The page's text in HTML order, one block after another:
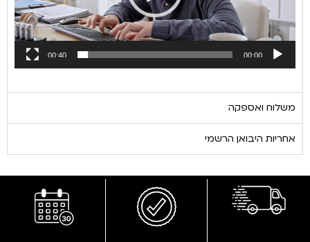
00:00
00:40
משלוח ואספקה
אחריות היבואן הרשמי